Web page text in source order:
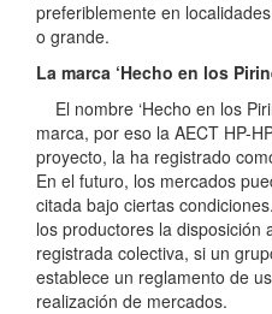
preferiblemente en
o grande.
La marca ‘Hecho en los
El nombre ‘Hecho en los
marca, por eso la AECT HP-
proyecto, la ha registrado
En el futuro, los mercados
citada bajo ciertas
los productores la disposición
registrada colectiva, si un
establece un reglamento de
realización de mercados.